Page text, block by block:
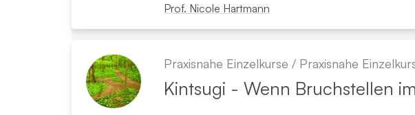
Prof. Nicole Hartmann
Praxisnahe Einzelkurse / Praxisnahe
Kintsugi - Wenn Bruchstellen